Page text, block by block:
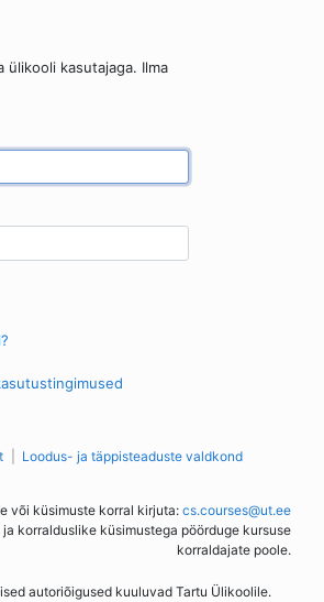
ülikooli kasutajaga. Ilma
Loodus- ja täppisteaduste valdkond
või küsimuste korral kirjuta: cs.courses@ut.ee
ja korralduslike küsimustega pöörduge kursuse
korraldajate poole.
autoriõigused kuuluvad Tartu Ülikoolile.